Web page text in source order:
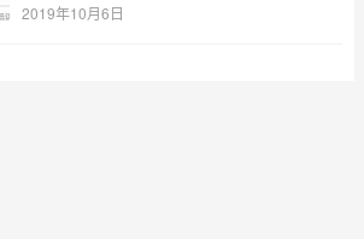
2019年10月6日